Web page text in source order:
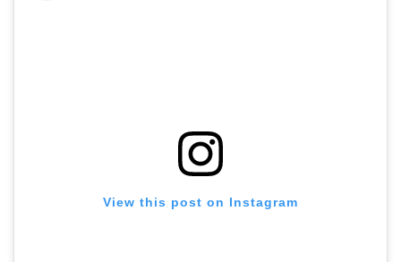
View this post on Instagram